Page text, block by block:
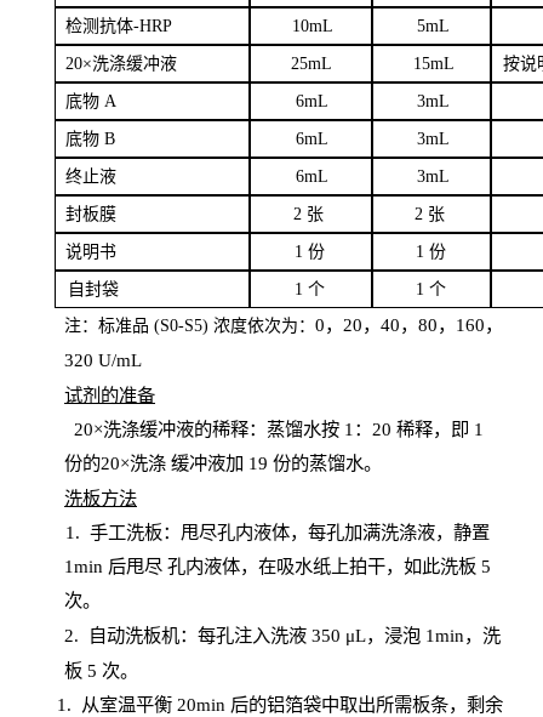
检测抗体-HRP 10mL 5mL
20×洗涤缓冲液 25mL 15mL 按说
底物A 6mL 3mL
底物B 6mL 3mL
终止液 6mL 3mL
封板膜 2 张 2 张
说明书 1 份 1 份
自封袋 1 个 1 个
注：标准品 (S0-S5) 浓度依次为： 0，20，40，80，160，
320 U/mL
试剂的准备
20×洗涤缓冲液的稀释：蒸馏水按 1：20 稀释，即 1
份的20×洗涤 缓冲液加 19 份的蒸馏水。
洗板方法
1. 手工洗板：甩尽孔内液体，每孔加满洗涤液，静置
1min 后甩尽 孔内液体，在吸水纸上拍干，如此洗板 5
次。
2.
自动洗板机：每孔注入洗液 350 μL，浸泡 1min，洗
板 5 次。
1 . 从室温平衡 20min 后的铝箔袋中取出所需板条，剩余